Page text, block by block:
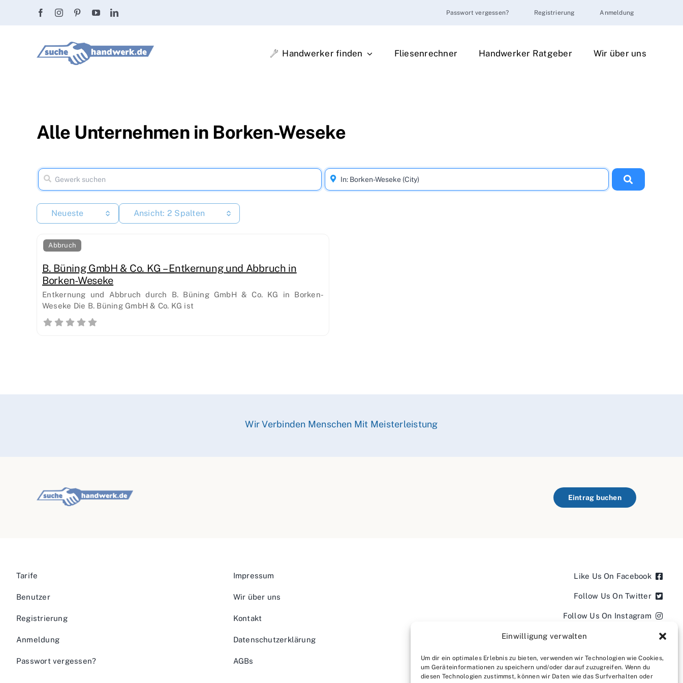
Einwilligung verwalten
Um dir ein optimales Erlebnis zu bieten, verwenden wir Technologien wie Cookies,
um Geräteinformationen zu speichern und/oder darauf zuzugreifen. Wenn du
diesen Technologien zustimmst, können wir Daten wie das Surfverhalten oder
Passwort vergessen? Registrierung Anmeldung
Handwerker finden Fliesenrechner Handwerker Ratgeber Wir über uns
Alle Unternehmen in Borken-Weseke
Neueste Ansicht: 2 Spalten
Abbruch
B. Büning GmbH & Co. KG – Entkernung und Abbruch in
Borken-Weseke
Entkernung und Abbruch durch B. Büning GmbH & Co. KG in Borken-
Weseke Die B. Büning GmbH & Co. KG ist
Wir Verbinden Menschen Mit Meisterleistung
Eintrag buchen
Tarife
Benutzer
Registrierung
Anmeldung
Passwort vergessen?
Impressum
Wir über uns
Kontakt
Datenschutzerklärung
AGBs
Like Us On Facebook
Follow Us On Twitter
Follow Us On Instagram
Follow Us On LinkedIn
Follow us on YouTube
Follow us on Pinterest